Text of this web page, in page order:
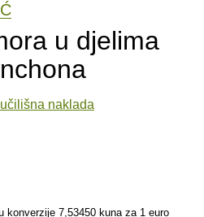
u djelima
naklada
konverzije 7,53450 kuna za 1 euro